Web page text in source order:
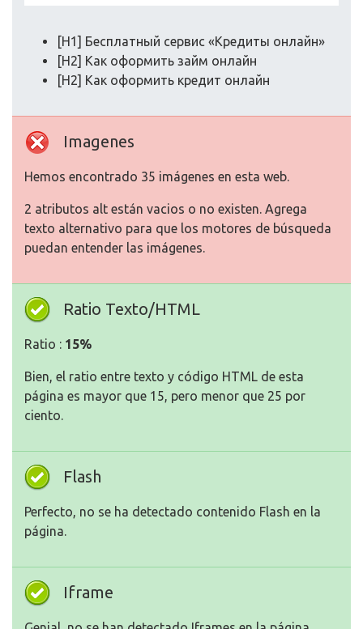
[H1] Бесплатный сервис «Кредиты онлайн»
[H2] Как оформить займ онлайн
[H2] Как оформить кредит онлайн
Imagenes
Hemos encontrado 35 imágenes en esta web.
2 atributos alt están vacios o no existen. Agrega
texto alternativo para que los motores de búsqueda
puedan entender las imágenes.
Ratio Texto/HTML
Ratio : 15%
Bien, el ratio entre texto y código HTML de esta
página es mayor que 15, pero menor que 25 por
ciento.
Flash
Perfecto, no se ha detectado contenido Flash en la
página.
Iframe